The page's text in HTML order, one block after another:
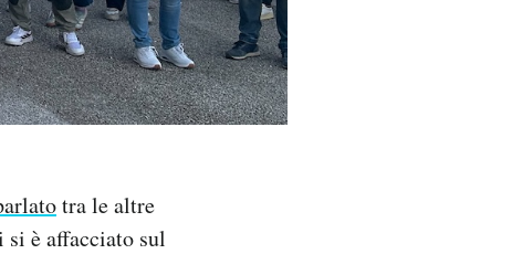
tra le altre
si è affacciato sul